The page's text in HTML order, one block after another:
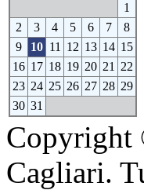
1
2
3 4 5 6 7
8
9
10 11 12 13 14 15
16 17 18 19 20 21
22
23 24 25 26 27 28 29
30 31
Copyright
Cagliari.